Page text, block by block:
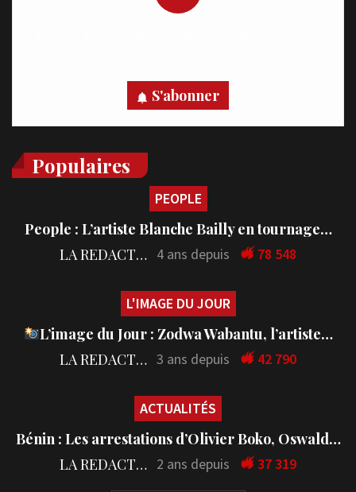
S'abonner
Populaires
PEOPLE
People : L’artiste Blanche Bailly en tournage…
LA REDACTION 4 ans depuis 78 548
L'IMAGE DU JOUR
L’image du Jour : Zodwa Wabantu, l’artiste…
LA REDACTION 3 ans depuis 42 790
ACTUALITÉS
Bénin : Les arrestations d’Olivier Boko, Oswald…
LA REDACTION 2 ans depuis 37 319